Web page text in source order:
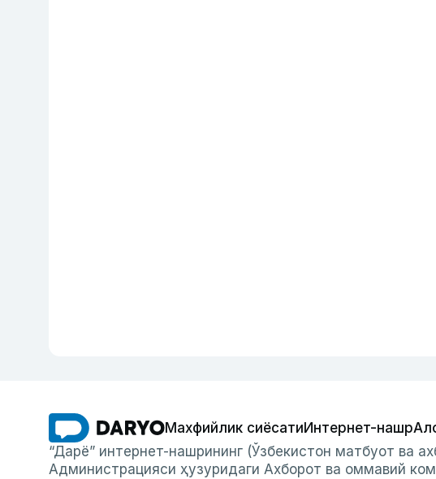
Махфийлик сиёсатиИнтернет-нашр
“Дарё” интернет-нашрининг (Ўзбекистон матбуот ва
Администрацияси ҳузуридаги Ахборот ва оммавий